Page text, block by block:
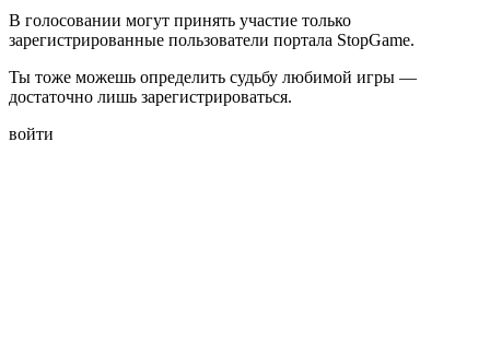
В голосовании могут принять участие только
зарегистрированные пользователи портала StopGame.
Ты тоже можешь определить судьбу любимой игры —
достаточно лишь зарегистрироваться.
войти